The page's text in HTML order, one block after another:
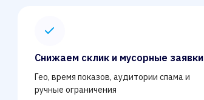
Снижаем склик и мусорные заявки
Гео, время показов, аудитории спама и
ручные ограничения